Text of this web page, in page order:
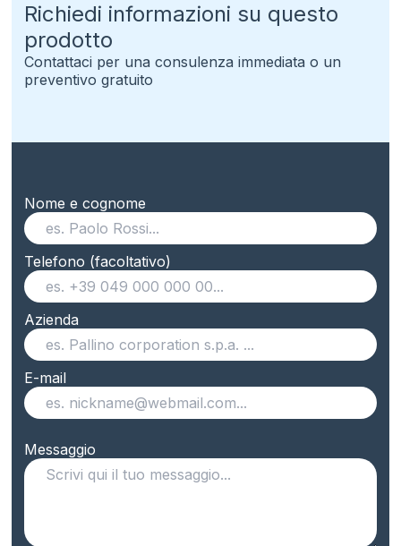
Richiedi informazioni su questo
prodotto
Contattaci per una consulenza immediata o un
preventivo gratuito
Nome e cognome
Telefono (facoltativo)
Azienda
E-mail
Messaggio